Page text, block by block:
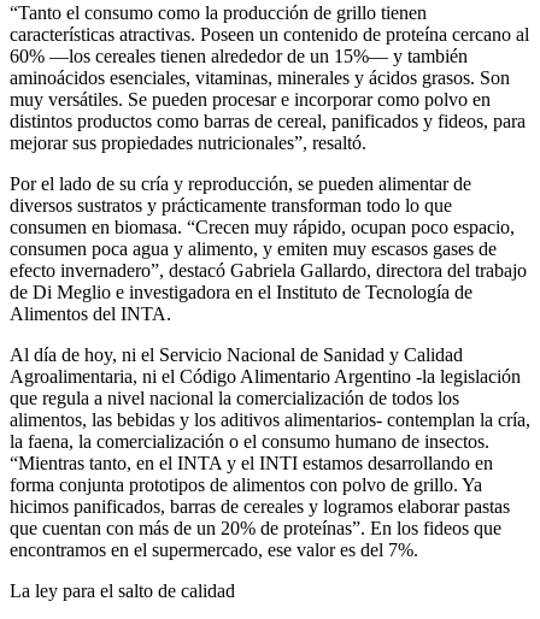
“Tanto el consumo como la producción de grillo tienen
características atractivas. Poseen un contenido de proteína cercano al
60% —los cereales tienen alrededor de un 15%— y también
aminoácidos esenciales, vitaminas, minerales y ácidos grasos. Son
muy versátiles. Se pueden procesar e incorporar como polvo en
distintos productos como barras de cereal, panificados y fideos, para
mejorar sus propiedades nutricionales”, resaltó.
Por el lado de su cría y reproducción, se pueden alimentar de
diversos sustratos y prácticamente transforman todo lo que
consumen en biomasa. “Crecen muy rápido, ocupan poco espacio,
consumen poca agua y alimento, y emiten muy escasos gases de
efecto invernadero”, destacó Gabriela Gallardo, directora del trabajo
de Di Meglio e investigadora en el Instituto de Tecnología de
Alimentos del INTA.
Al día de hoy, ni el Servicio Nacional de Sanidad y Calidad
Agroalimentaria, ni el Código Alimentario Argentino -la legislación
que regula a nivel nacional la comercialización de todos los
alimentos, las bebidas y los aditivos alimentarios- contemplan la cría,
la faena, la comercialización o el consumo humano de insectos.
“Mientras tanto, en el INTA y el INTI estamos desarrollando en
forma conjunta prototipos de alimentos con polvo de grillo. Ya
hicimos panificados, barras de cereales y logramos elaborar pastas
que cuentan con más de un 20% de proteínas”. En los fideos que
encontramos en el supermercado, ese valor es del 7%.
La ley para el salto de calidad